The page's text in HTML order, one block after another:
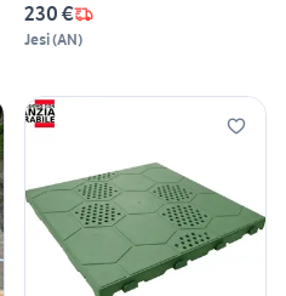
230 €
Jesi(AN)